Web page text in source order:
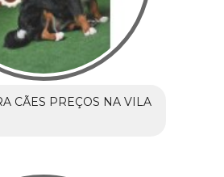
CÃES PREÇOS NA VILA